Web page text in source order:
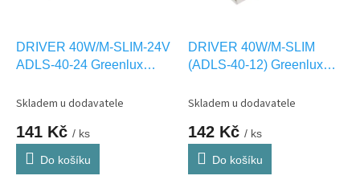
DRIVER 40W/M-SLIM-24V
ADLS-40-24 Greenlux
Skladem u dodavatele
141 Kč / ks
Do košíku
DRIVER 40W/M-SLIM
(ADLS-40-12) Greenlux
Skladem u dodavatele
142 Kč / ks
Do košíku